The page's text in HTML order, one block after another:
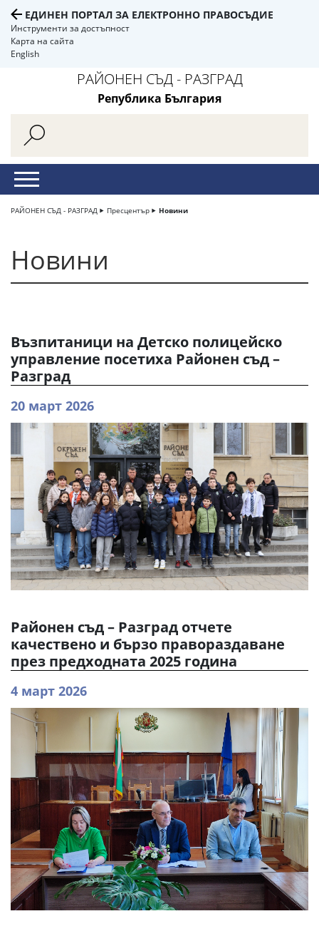
ЕДИНЕН ПОРТАЛ ЗА ЕЛЕКТРОННО ПРАВОСЪДИЕ
Инструменти за достъпност
Карта на сайта
English
РАЙОНЕН СЪД - РАЗГРАД
Република България
РАЙОНЕН СЪД - РАЗГРАД Пресцентър Новини
Новини
Възпитаници на Детско полицейско
управление посетиха Районен съд –
Разград
20 март 2026
Районен съд – Разград отчете
качествено и бързо правораздаване
през предходната 2025 година
4 март 2026